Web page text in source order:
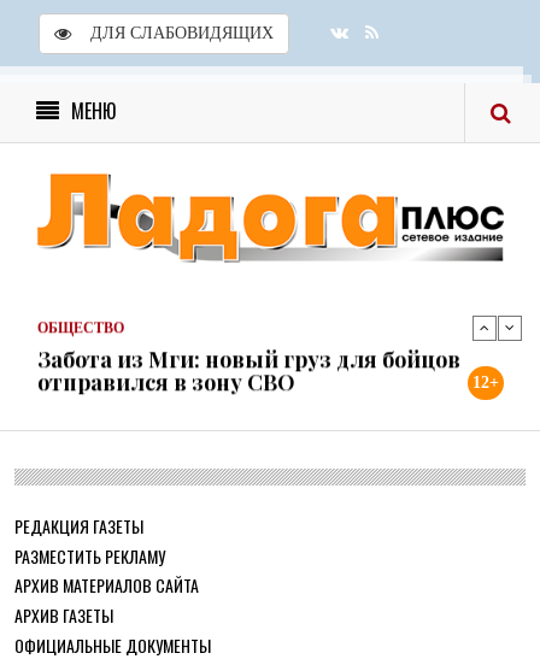
ДЛЯ СЛАБОВИДЯЩИХ
МЕНЮ
Скоро в школу!
Спрашивали? Отвечаем!
04 АВГУСТА 2026
ОБЩЕСТВО
31 ИЮЛЯ 2026
ОБЩЕСТВО
Учреждения культуры района готовы к
31 ИЮЛЯ 2026
Шлиссельбург не сдался: правда о 500
30 ИЮЛЯ 2026
ОБЩЕСТВО
С рабочим визитом в Кировский район
29 ИЮЛЯ 2026
ОБЩЕСТВО
12+
РЕДАКЦИЯ ГАЗЕТЫ
РАЗМЕСТИТЬ РЕКЛАМУ
АРХИВ МАТЕРИАЛОВ САЙТА
АРХИВ ГАЗЕТЫ
ОФИЦИАЛЬНЫЕ ДОКУМЕНТЫ